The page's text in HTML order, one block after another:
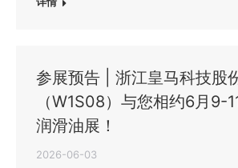
参展预告 | 浙江皇马科技股
（W1S08）与您相约6月9-
润滑油展！
2026-06-03